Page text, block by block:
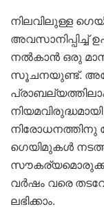
നിലവിലുള്ള
അവസാനിപ്പിച്ച്
നൽകാൻ ഒരു
സൂചനയുണ്ട്.
ഗെയിമുകൾ
വർഷം വരെ
ലഭിക്കാം.